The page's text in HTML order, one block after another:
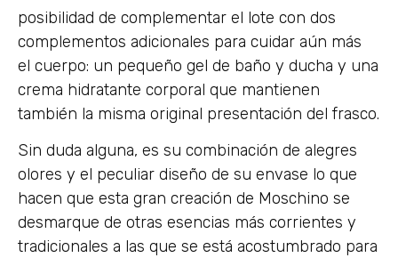
posibilidad de complementar el lote con dos
complementos adicionales para cuidar aún más
el cuerpo: un pequeño gel de baño y ducha y una
crema hidratante corporal que mantienen
también la misma original presentación del frasco.
Sin duda alguna, es su combinación de alegres
olores y el peculiar diseño de su envase lo que
hacen que esta gran creación de Moschino se
desmarque de otras esencias más corrientes y
tradicionales a las que se está acostumbrado para